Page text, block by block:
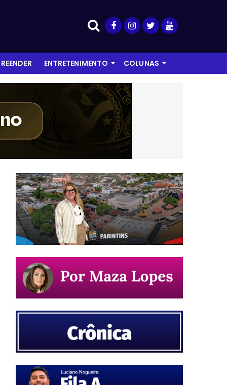
ENTRETENIMENTO COLUNAS